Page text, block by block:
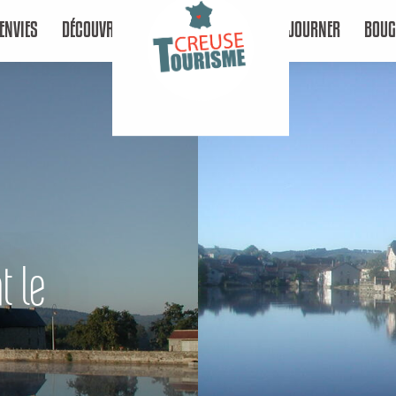
DÉCOUVRIR SÉJOURNER
le